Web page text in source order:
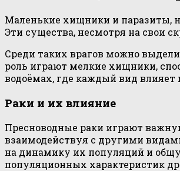
Маленькие хищники и паразиты,
Эти существа, несмотря на свои
Среди таких врагов можно
роль играют мелкие хищники,
водоёмах, где каждый вид влияет
Раки и их влияние
Пресноводные раки играют
взаимодействуя с другими
на динамику их популяций и
популяционных характеристик